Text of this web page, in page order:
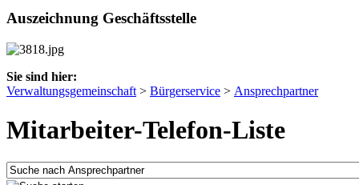
Auszeichnung Geschäftsstelle
Sie sind hier:
Verwaltungsgemeinschaft > Bürgerservice > Ansprechpartner
Mitarbeiter-Telefon-Liste